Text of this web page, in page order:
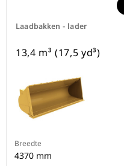
Laadbakken - lader
13,4 m³ (17,5 yd³)
Breedte
4370 mm